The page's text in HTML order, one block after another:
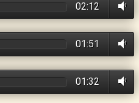
02:12
01:51
01:32